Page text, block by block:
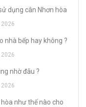
dụng cân Nhơn hòa
2026
nhà bếp hay không ?
2026
nhờ đâu ?
2026
như thế nào cho